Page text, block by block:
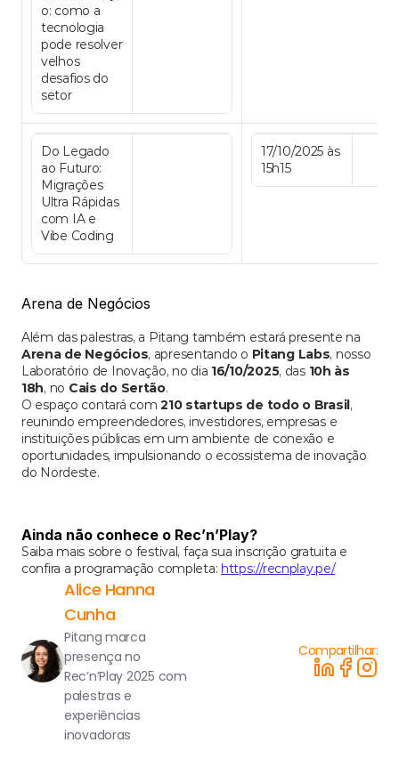
o: como a
tecnologia
pode resolver
velhos
desafios do
setor
Do Legado
ao Futuro:
Migrações
Ultra Rápidas
com IA e
Vibe Coding
17/10/2025 às
15h15
Arena de Negócios
Arena de Negócios, apresentando o Pitang Labs, nosso
Laboratório de Inovação, no dia 16/10/2025, das 10h às
18h, no Cais do Sertão.
O espaço contará com 210 startups de todo o Brasil,
reunindo empreendedores, investidores, empresas e
instituições públicas em um ambiente de conexão e
oportunidades, impulsionando o ecossistema de inovação
do Nordeste.
Ainda não conhece o Rec’n’Play?
Saiba mais sobre o festival, faça sua inscrição gratuita e
confira a programação completa: https://recnplay.pe/
Alice Hanna
Cunha
Pitang marca
presença no
Rec’n’Play 2025 com
palestras e
experiências
inovadoras
Compartilhar: